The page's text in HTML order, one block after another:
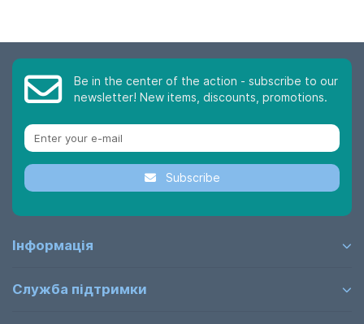
Be in the center of the action - subscribe to our
newsletter! New items, discounts, promotions.
Subscribe
Інформація
Служба підтримки